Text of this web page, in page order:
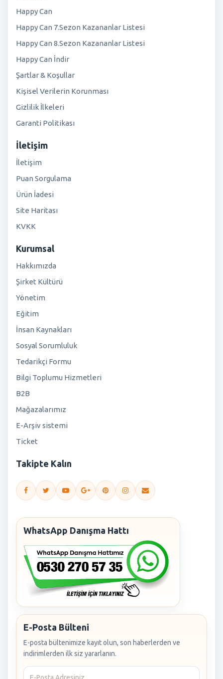
Happy Can
Happy Can 7.Sezon Kazananlar Listesi
Happy Can 8.Sezon Kazananlar Listesi
Happy Can İndir
Şartlar & Koşullar
Kişisel Verilerin Korunması
Gizlilik İlkeleri
Garanti Politikası
İletişim
İletişim
Puan Sorgulama
Ürün İadesi
Site Haritası
KVKK
Kurumsal
Hakkımızda
Şirket Kültürü
Yönetim
Eğitim
İnsan Kaynakları
Sosyal Sorumluluk
Tedarikçi Formu
Bilgi Toplumu Hizmetleri
B2B
Mağazalarımız
E-Arşiv sistemi
Ticket
Takipte Kalın
WhatsApp Danışma Hattı
E-Posta Bülteni
E-posta bültenimize kayıt olun, son haberlerden ve
indirimlerden ilk siz yararlanın.